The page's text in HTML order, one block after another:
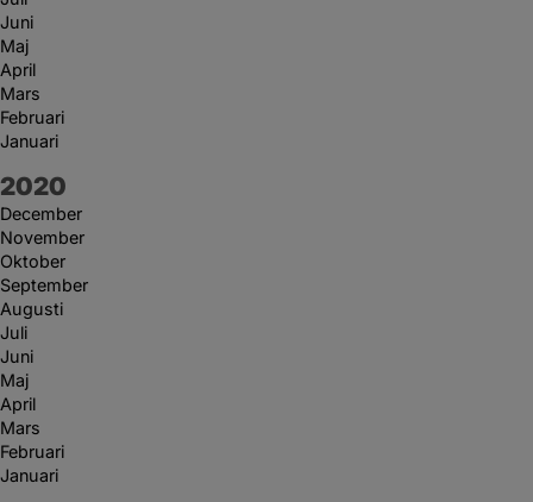
Juni
Maj
April
Mars
Februari
Januari
År:
2020
December
November
Oktober
September
Augusti
Juli
Juni
Maj
April
Mars
Februari
Januari